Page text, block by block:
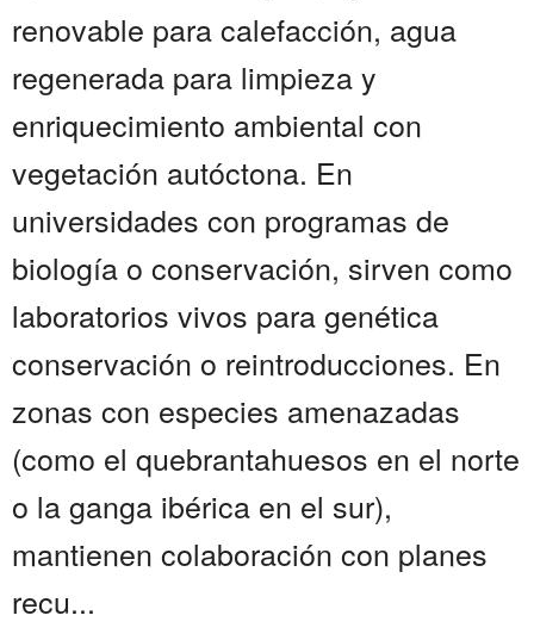
renovable para calefacción, agua
regenerada para limpieza y
enriquecimiento ambiental con
vegetación autóctona. En
universidades con programas de
biología o conservación, sirven como
laboratorios vivos para genética
conservación o reintroducciones. En
zonas con especies amenazadas
(como el quebrantahuesos en el norte
o la ganga ibérica en el sur),
mantienen colaboración con planes
recu...